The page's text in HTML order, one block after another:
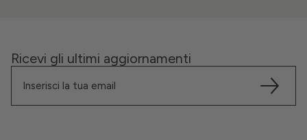
Ricevi gli ultimi aggiornamenti